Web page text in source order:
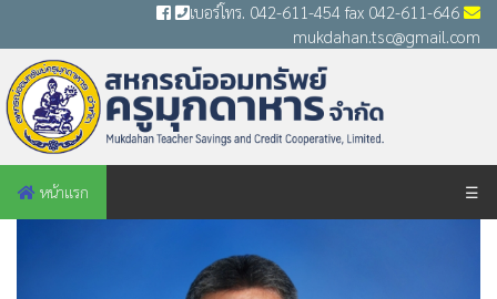
เบอร์โทร. 042-611-454 fax 042-611-646
mukdahan.tsc@gmail.com
หน้าแรก ☰